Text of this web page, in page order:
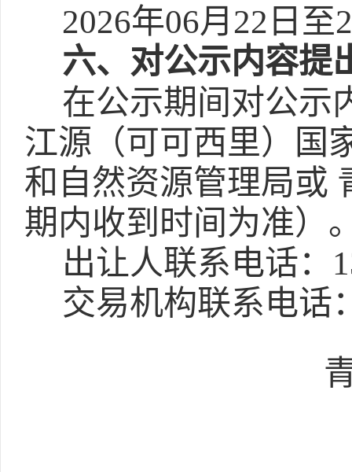
2026年06月22日至
六、对公示内容提
在公示期间对公示
江源（可可西里）国
和自然资源管理局或
期内收到时间为准）
出让人联系电话：
交易机构联系电话